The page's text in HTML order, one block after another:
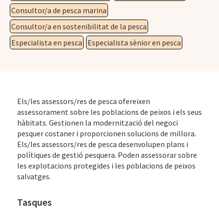
Consultor/a de pesca marina
Consultor/a en sostenibilitat de la pesca
Especialista en pesca
Especialista sènior en pesca
Els/les assessors/res de pesca ofereixen
assessorament sobre les poblacions de peixos i els seus
hàbitats. Gestionen la modernització del negoci
pesquer costaner i proporcionen solucions de millora.
Els/les assessors/res de pesca desenvolupen plans i
polítiques de gestió pesquera. Poden assessorar sobre
les explotacions protegides i les poblacions de peixos
salvatges.
Tasques